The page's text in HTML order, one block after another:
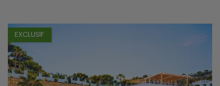
EXCLUSIF